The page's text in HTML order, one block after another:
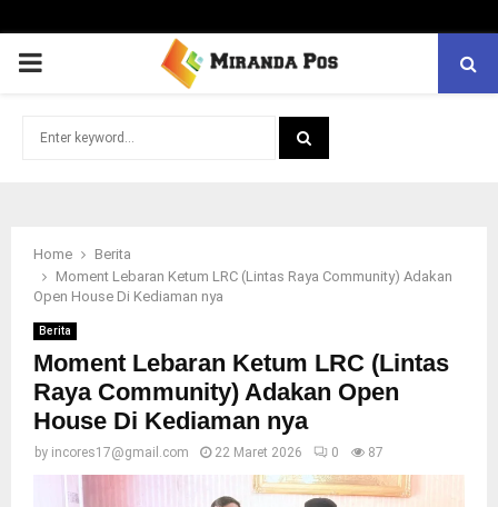
PRIMARY
Home
Berita
Moment Lebaran Ketum LRC (Lintas Raya Community) Adakan
Open House Di Kediaman nya
Berita
Moment Lebaran Ketum LRC (Lintas
Raya Community) Adakan Open
House Di Kediaman nya
by incores17@gmail.com 22 Maret 2026 0 87